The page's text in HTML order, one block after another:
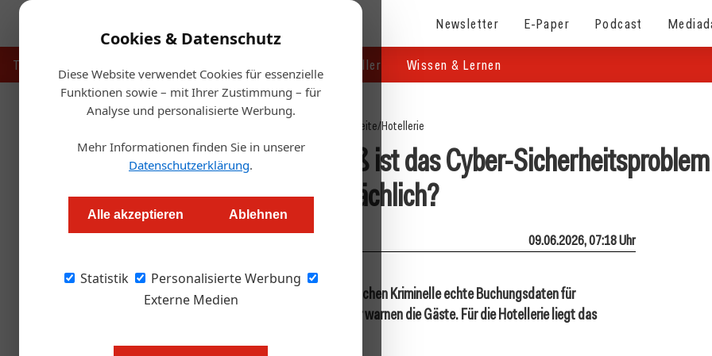
Cookies & Datenschutz
Diese Website verwendet Cookies für essenzielle
Funktionen sowie – mit Ihrer Zustimmung – für
Analyse und personalisierte Werbung.
Mehr Informationen finden Sie in unserer
Datenschutzerklärung.
Alle akzeptieren Ablehnen
Statistik
Personalisierte Werbung
Externe Medien
Newsletter E-Paper Podcast
Touristik Handel & Hersteller Wissen & Lernen
Startseite/Hotellerie
Buchungsplattformen: Wie groß ist das Cyber-Sicherheitsproblem
tatsächlich?
09.06.2026, 07:18 Uhr
Nach dem Datenleck bei Booking.com missbrauchen Kriminelle echte Buchungsdaten für
Zahlungsaufforderungen. Verbraucherschützer warnen die Gäste. Für die Hotellerie liegt das